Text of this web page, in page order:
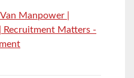
Manpower |
Recruitment Matters -